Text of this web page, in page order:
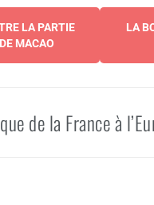
LA PARTIE
MACAO
LA
de la France à